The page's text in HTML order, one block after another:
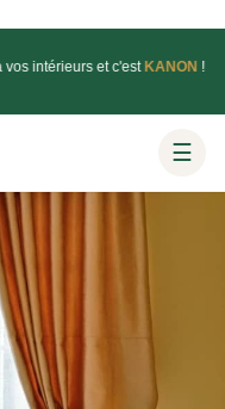
vos intérieurs et c'est KANON !
☰